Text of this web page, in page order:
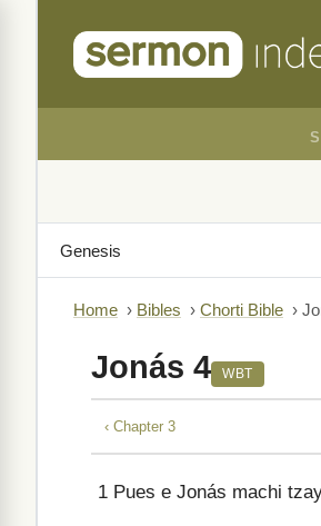
Home › Bibles › Chorti Bible ›
Jonás 4 WBT
‹ Chapter 3
1 Pues e Jonás machi